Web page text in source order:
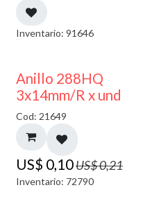
Inventario: 91646
50% DESCUENTO
Anillo 288HQ
3x14mm/R x und
Cod: 21649
US$ 0,10US$0,21
Inventario: 72790